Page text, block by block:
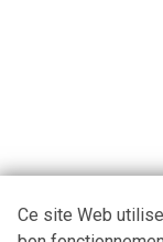
Ce site Web